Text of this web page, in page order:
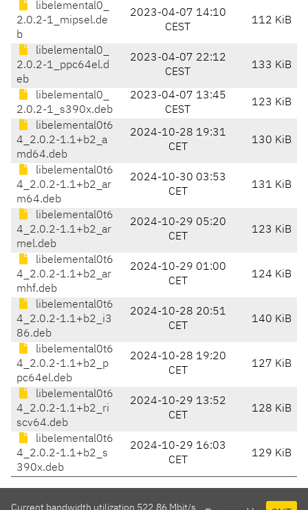
libelemental0_
2.0.2-1_mipsel.de
b
2023-04-07 14:10
CEST
112 KiB
libelemental0_
2.0.2-1_ppc64el.d
eb
2023-04-07 22:12
CEST
133 KiB
libelemental0_
2.0.2-1_s390x.deb
2023-04-07 13:45
CEST
123 KiB
libelemental0t6
4_2.0.2-1.1+b2_a
md64.deb
2024-10-28 19:31
CET
130 KiB
libelemental0t6
4_2.0.2-1.1+b2_ar
m64.deb
2024-10-30 03:53
CET
131 KiB
libelemental0t6
4_2.0.2-1.1+b2_ar
mel.deb
2024-10-29 05:20
CET
123 KiB
libelemental0t6
4_2.0.2-1.1+b2_ar
mhf.deb
2024-10-29 01:00
CET
124 KiB
libelemental0t6
4_2.0.2-1.1+b2_i3
86.deb
2024-10-28 20:51
CET
140 KiB
libelemental0t6
4_2.0.2-1.1+b2_p
pc64el.deb
2024-10-28 19:20
CET
127 KiB
libelemental0t6
4_2.0.2-1.1+b2_ri
scv64.deb
2024-10-29 13:52
CET
128 KiB
libelemental0t6
4_2.0.2-1.1+b2_s
390x.deb
2024-10-29 16:03
CET
129 KiB
Current bandwidth utilization 522.86 Mbit/s